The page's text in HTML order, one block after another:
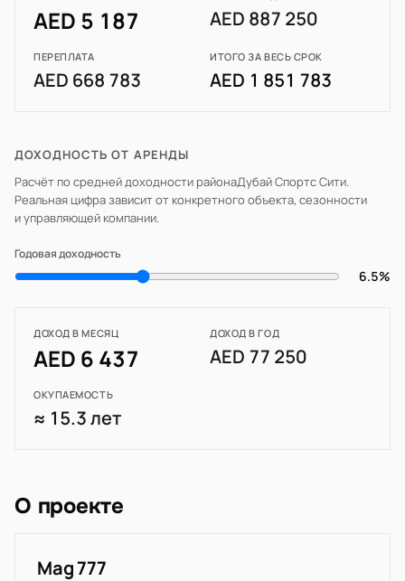
AED 5 187 AED 887 250
ПЕРЕПЛАТА
AED 668 783
ИТОГО ЗА ВЕСЬ СРОК
AED 1 851 783
ДОХОДНОСТЬ ОТ АРЕНДЫ
Расчёт по средней доходности районаДубай Спортс Сити.
Реальная цифра зависит от конкретного объекта, сезонности
и управляющей компании.
Годовая доходность
6.5%
ДОХОД В МЕСЯЦ
AED 6 437
ДОХОД В ГОД
AED 77 250
ОКУПАЕМОСТЬ
≈ 15.3 лет
О проекте
Mag 777